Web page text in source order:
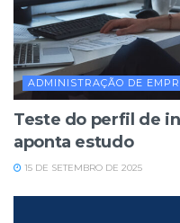
ADMINISTRAÇÃO DE
Teste do perfil de
aponta estudo
15 DE SETEMBRO DE 2025